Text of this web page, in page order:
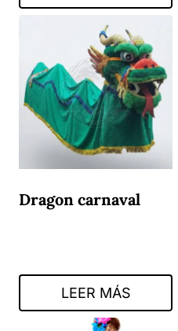
Dragon carnaval
LEER MÁS